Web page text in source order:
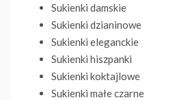
Sukienki damskie
Sukienki dzianinowe
Sukienki eleganckie
Sukienki hiszpanki
Sukienki koktajlowe
Sukienki małe czarne